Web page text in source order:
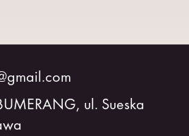
ul. Sueska